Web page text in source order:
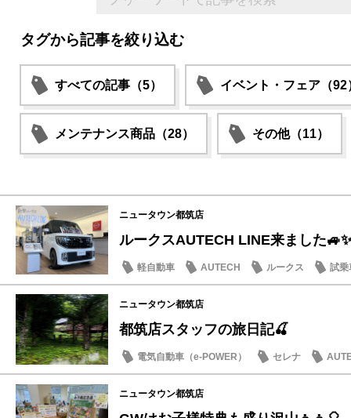
タグから記事を絞り込む
すべての記事（5） イベント・フェア（92
メンテナンス商品（28） その他（11）
ニュータウン都筑店
ルークスAUTECH LINE来ました
軽自動車 AUTECH ルークス 試乗
ニュータウン都筑店
都筑店スタッフの旅日記🍒
電気自動車（e-POWER） セレナ
ドライブ情報
ニュータウン都筑店